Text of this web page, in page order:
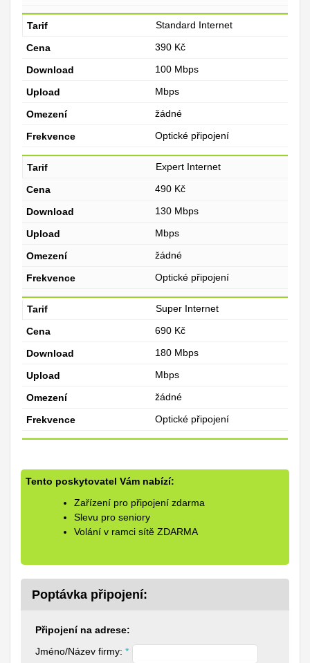
Standard Internet
390 Kč
100 Mbps
Mbps
žádné
Optické připojení
Expert Internet
490 Kč
130 Mbps
Mbps
žádné
Optické připojení
Super Internet
690 Kč
180 Mbps
Mbps
žádné
Optické připojení
Tento poskytovatel Vám nabízí:
Zařízení pro připojení zdarma
Slevu pro seniory
Volání v ramci sítě ZDARMA
Poptávka připojení:
Připojení na adrese:
Jméno/Název firmy: *